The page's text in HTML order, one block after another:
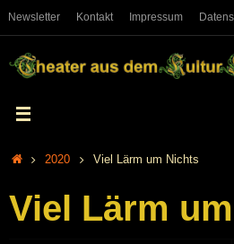
Newsletter Kontakt Impressum
2020 Viel Lärm um Nichts
Viel Lärm